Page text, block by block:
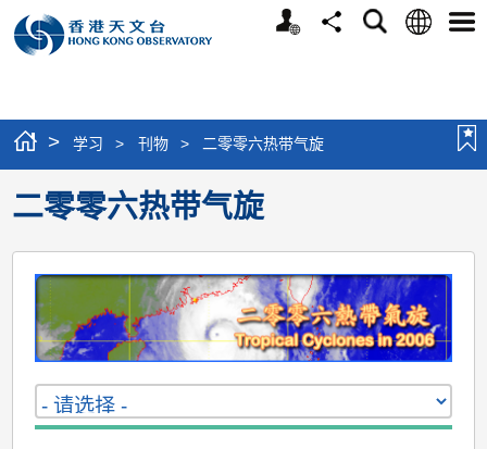
个
分
搜
语
选
> 学习 > 刊物 > 二零零六热带气旋
二零零六热带气旋